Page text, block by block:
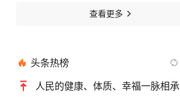
查看更多
头条热榜
人民的健康、体质、幸福一脉相承